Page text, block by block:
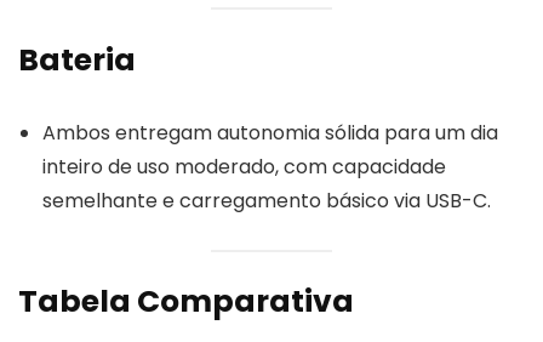
Bateria
Ambos entregam autonomia sólida para um dia
inteiro de uso moderado, com capacidade
semelhante e carregamento básico via USB-C.
Tabela Comparativa